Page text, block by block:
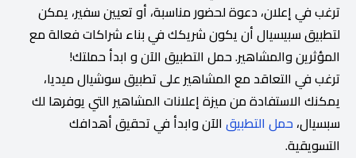
ترغب في إعلان، دعوة لحضور مناسبة، أو تعيين سفير، يمكن
لتطبيق سبيسيال أن يكون شريكك في بناء شراكات فعالة مع
المؤثرين والمشاهير. حمل التطبيق الآن و ابدأ حملتك!
ترغب في التعاقد مع المشاهير على تطبيق سوشيال ميديا،
يمكنك الاستفادة من ميزة إعلانات المشاهير التي يوفرها لك
سبسيال،حمل التطبيقالآن وابدأ في تحقيق أهدافك
التسويقية.